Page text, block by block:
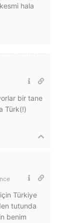
hala
bir tane
Türk(!)
Türkiye
tutunda
benim